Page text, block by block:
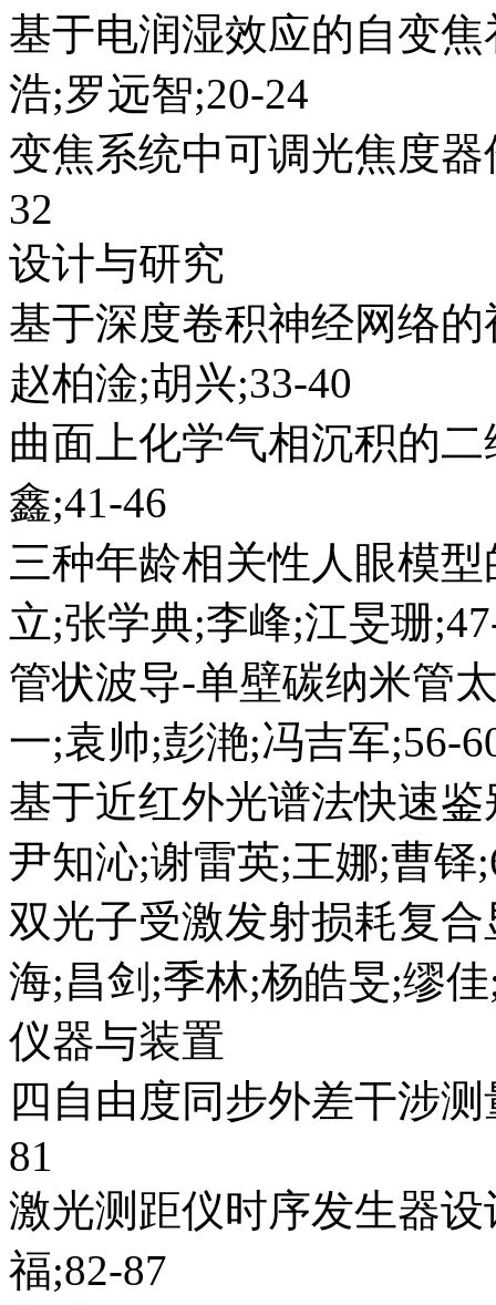
基于电润湿效应的自变
浩;罗远智;20-24
变焦系统中可调光焦度
32
设计与研究
基于深度卷积神经网络
赵柏淦;胡兴;33-40
曲面上化学气相沉积的
鑫;41-46
三种年龄相关性人眼模
立;张学典;李峰;江旻珊
管状波导-单壁碳纳米管
一;袁帅;彭滟;冯吉军;56-
基于近红外光谱法快速
尹知沁;谢雷英;王娜;曹铎
双光子受激发射损耗复
海;昌剑;季林;杨皓旻;缪佳
仪器与装置
四自由度同步外差干涉
81
激光测距仪时序发生器
福;82-87